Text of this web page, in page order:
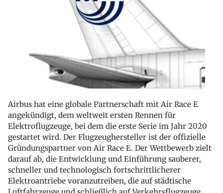
Airbus hat eine globale Partnerschaft mit Air Race E
angekündigt, dem weltweit ersten Rennen für
Elektroflugzeuge, bei dem die erste Serie im Jahr 2020
gestartet wird. Der Flugzeughersteller ist der offizielle
Gründungspartner von Air Race E. Der Wettbewerb zielt
darauf ab, die Entwicklung und Einführung sauberer,
schneller und technologisch fortschrittlicherer
Elektroantriebe voranzutreiben, die auf städtische